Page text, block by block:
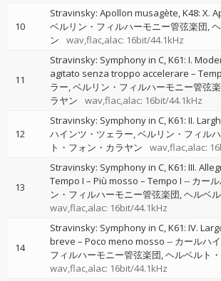
10
Stravinsky: Apollon musagète, K48: X.
ベルリン・フィルハーモニー管弦楽団
ン
wav,flac,alac: 16bit/44.1kHz
11
Stravinsky: Symphony in C, K61: I.
agitato senza troppo accelerare –
ラー ベルリン・フィルハーモニー管弦
ラヤン
wav,flac,alac: 16bit/44.1kHz
12
Stravinsky: Symphony in C, K61: II.
ハインツ・ツェラー ベルリン・フィル
ト・フォン・カラヤン
wav,flac,alac:
13
Stravinsky: Symphony in C, K61: III.
Tempo I – Più mosso – Tempo I -- カー
ン・フィルハーモニー管弦楽団 ヘルベ
wav,flac,alac: 16bit/44.1kHz
14
Stravinsky: Symphony in C, K61: IV.
breve – Poco meno mosso -- カールハ
フィルハーモニー管弦楽団 ヘルベルト
wav,flac,alac: 16bit/44.1kHz